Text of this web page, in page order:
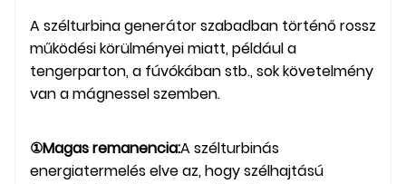
A szélturbina generátor szabadban történő rossz
működési körülményei miatt, például a
tengerparton, a fúvókában stb., sok követelmény
van a mágnessel szemben.
①Magas remanencia:A szélturbinás
energiatermelés elve az, hogy szélhajtású